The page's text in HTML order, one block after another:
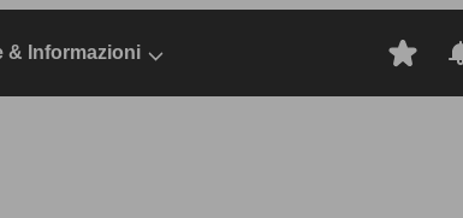
& Informazioni